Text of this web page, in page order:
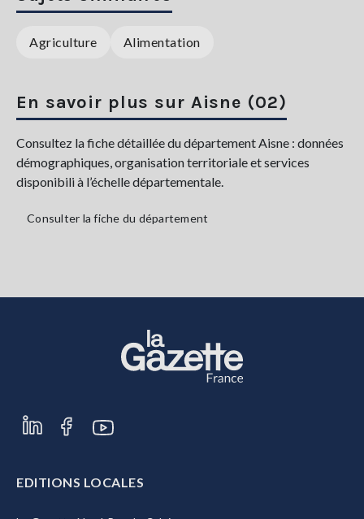
Agriculture Alimentation
En savoir plus sur Aisne (02)
Consultez la fiche détaillée du département Aisne : données
démographiques, organisation territoriale et services
disponibili à l’échelle départementale.
Consulter la fiche du département
EDITIONS LOCALES